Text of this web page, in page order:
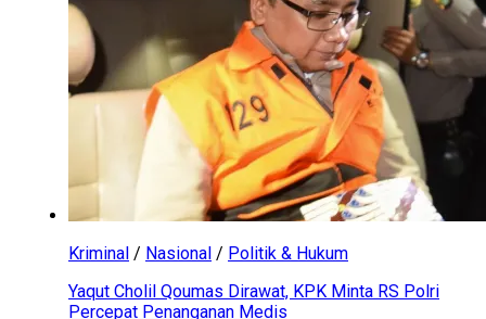
Kriminal / Nasional / Politik & Hukum
Yaqut Cholil Qoumas Dirawat, KPK Minta RS Polri
Percepat Penanganan Medis